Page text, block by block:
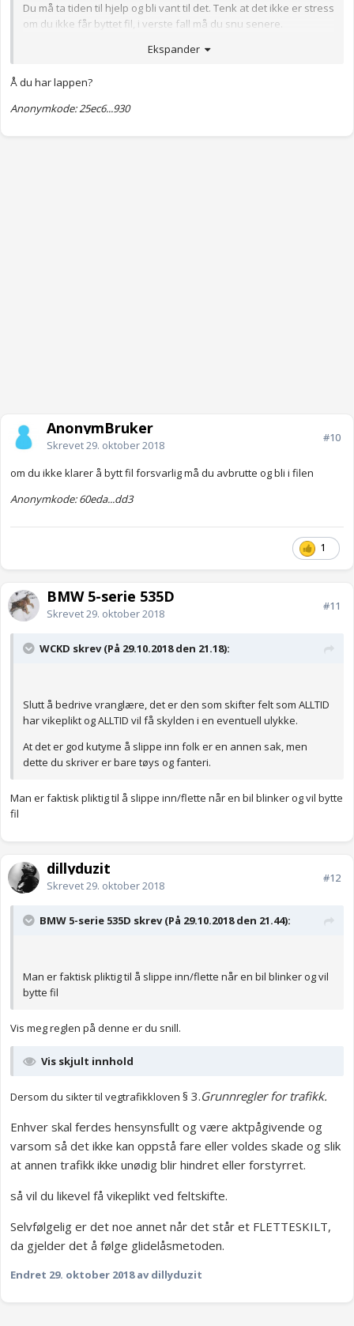
Du må ta tiden til hjelp og bli vant til det. Tenk at det ikke er stress
om du ikke får byttet fil, i verste fall må du snu senere.
Om trafikken er saktegående kan du begynne å blinke og etter
bilen som kommer litt bak i feltet stanse for å slippe deg inn, han
for mange gir deg ikke plass. Så du må begynne å svinge slik at
Ekspander
Å du har lappen?
Anonymkode: 25ec6...930
AnonymBruker
Skrevet29. oktober 2018
#10
om du ikke klarer å bytt fil forsvarlig må du avbrutte og bli i filen
Anonymkode: 60eda...dd3
1
BMW 5-serie 535D
Skrevet29. oktober 2018
#11
WCKD skrev (På 29.10.2018 den 21.18):
Slutt å bedrive vranglære, det er den som skifter felt som ALLTID
har vikeplikt og ALLTID vil få skylden i en eventuell ulykke.
At det er god kutyme å slippe inn folk er en annen sak, men
dette du skriver er bare tøys og fanteri.
Man er faktisk pliktig til å slippe inn/flette når en bil blinker og vil bytte
fil
dillyduzit
Skrevet29. oktober 2018
#12
BMW 5-serie 535D skrev (På 29.10.2018 den 21.44):
Man er faktisk pliktig til å slippe inn/flette når en bil blinker og vil
bytte fil
Vis meg reglen på denne er du snill.
Vis skjult innhold
Dersom du sikter til vegtrafikkloven § 3.Grunnregler for trafikk.
Enhver skal ferdes hensynsfullt og være aktpågivende og
varsom så det ikke kan oppstå fare eller voldes skade og slik
at annen trafikk ikke unødig blir hindret eller forstyrret.
så vil du likevel få vikeplikt ved feltskifte.
Selvfølgelig er det noe annet når det står et FLETTESKILT,
da gjelder det å følge glidelåsmetoden.
Endret 29. oktober 2018av dillyduzit